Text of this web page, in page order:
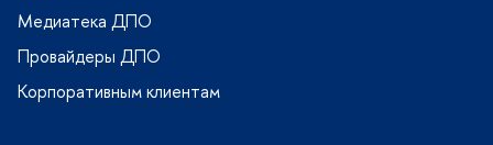
Медиатека ДПО
Провайдеры ДПО
Корпоративным клиентам